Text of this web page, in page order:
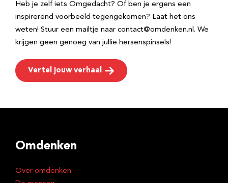
Heb je zelf iets Omgedacht? Of ben je ergens een
inspirerend voorbeeld tegengekomen? Laat het ons
weten! Stuur een mailtje naar contact@omdenken.nl. We
krijgen geen genoeg van jullie hersenspinsels!
Vertel jouw verhaal
Omdenken
Over omdenken